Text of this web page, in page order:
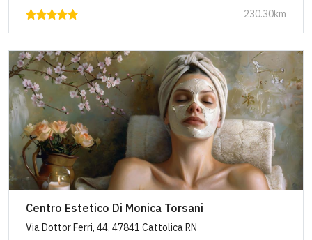
230.30km
Centro Estetico Di Monica Torsani
Via Dottor Ferri, 44, 47841 Cattolica RN